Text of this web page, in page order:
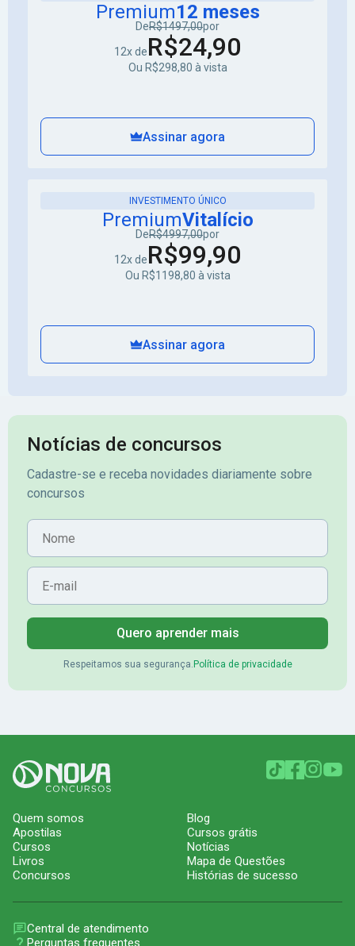
Premium12 meses
DeR$1497,00por
12x deR$24,90
Ou R$298,80 à vista
Assinar agora
INVESTIMENTO ÚNICO
PremiumVitalício
DeR$4997,00por
12x deR$99,90
Ou R$1198,80 à vista
Assinar agora
Notícias de concursos
Cadastre-se e receba novidades diariamente sobre
concursos
Nome
E-mail
Quero aprender mais
Respeitamos sua segurança. Política de privacidade
Quem somos
Apostilas
Cursos
Livros
Concursos
Blog
Cursos grátis
Notícias
Mapa de Questões
Histórias de sucesso
Central de atendimento
Perguntas frequentes